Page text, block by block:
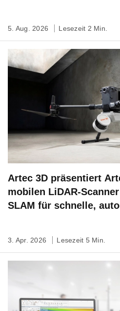
5. Aug. 2026 Lesezeit 2 Min.
Artec 3D präsentiert
mobilen LiDAR-
SLAM für schnelle,
3. Apr. 2026 Lesezeit 5 Min.